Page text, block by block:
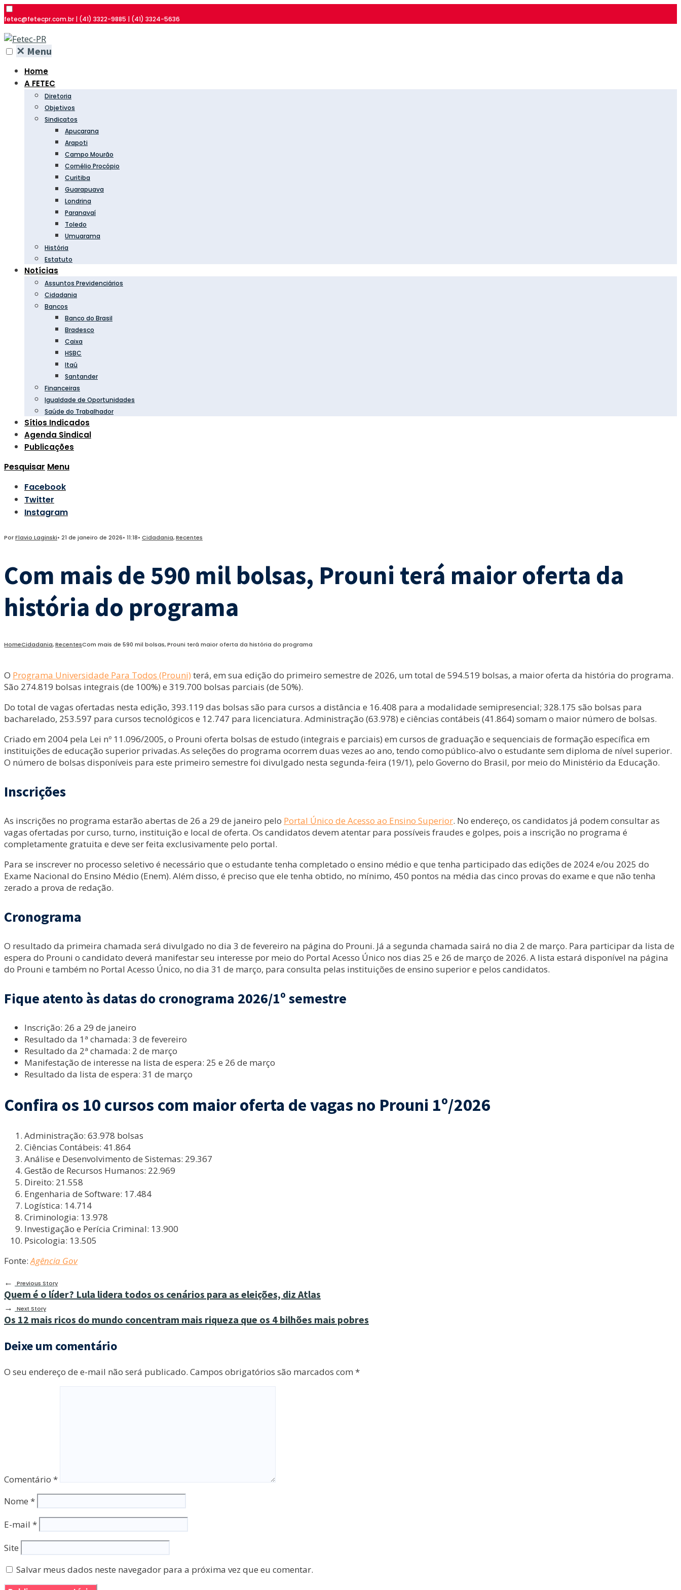
fetec@fetecpr.com.br | (41) 3322-9885 | (41) 3324-5636
✕ Menu
Home
A FETEC
Diretoria
Objetivos
Sindicatos
Apucarana
Arapoti
Campo Mourão
Cornélio Procópio
Curitiba
Guarapuava
Londrina
Paranavaí
Toledo
Umuarama
História
Estatuto
Notícias
Assuntos Previdenciários
Cidadania
Bancos
Banco do Brasil
Bradesco
Caixa
HSBC
Itaú
Santander
Financeiras
Igualdade de Oportunidades
Saúde do Trabalhador
Sítios Indicados
Agenda Sindical
Publicações
Pesquisar Menu
Facebook
Twitter
Instagram
PorFlavio Laginski• 21 de janeiro de 2026• 11:18• Cidadania,Recentes
Com mais de 590 mil bolsas, Prouni terá maior oferta da
história do programa
HomeCidadania,RecentesCom mais de 590 mil bolsas, Prouni terá maior oferta da história do programa
O Programa Universidade Para Todos (Prouni) terá, em sua edição do primeiro semestre de 2026, um total de 594.519 bolsas, a maior oferta da história do programa.
São 274.819 bolsas integrais (de 100%) e 319.700 bolsas parciais (de 50%).
Do total de vagas ofertadas nesta edição, 393.119 das bolsas são para cursos a distância e 16.408 para a modalidade semipresencial; 328.175 são bolsas para
bacharelado, 253.597 para cursos tecnológicos e 12.747 para licenciatura. Administração (63.978) e ciências contábeis (41.864) somam o maior número de bolsas.
Criado em 2004 pela Lei nº 11.096/2005, o Prouni oferta bolsas de estudo (integrais e parciais) em cursos de graduação e sequenciais de formação específica em
instituições de educação superior privadas. As seleções do programa ocorrem duas vezes ao ano, tendo como público-alvo o estudante sem diploma de nível superior.
O número de bolsas disponíveis para este primeiro semestre foi divulgado nesta segunda-feira (19/1), pelo Governo do Brasil, por meio do Ministério da Educação.
Inscrições
As inscrições no programa estarão abertas de 26 a 29 de janeiro pelo Portal Único de Acesso ao Ensino Superior. No endereço, os candidatos já podem consultar as
vagas ofertadas por curso, turno, instituição e local de oferta. Os candidatos devem atentar para possíveis fraudes e golpes, pois a inscrição no programa é
completamente gratuita e deve ser feita exclusivamente pelo portal.
Para se inscrever no processo seletivo é necessário que o estudante tenha completado o ensino médio e que tenha participado das edições de 2024 e/ou 2025 do
Exame Nacional do Ensino Médio (Enem). Além disso, é preciso que ele tenha obtido, no mínimo, 450 pontos na média das cinco provas do exame e que não tenha
zerado a prova de redação.
Cronograma
O resultado da primeira chamada será divulgado no dia 3 de fevereiro na página do Prouni. Já a segunda chamada sairá no dia 2 de março. Para participar da lista de
espera do Prouni o candidato deverá manifestar seu interesse por meio do Portal Acesso Único nos dias 25 e 26 de março de 2026. A lista estará disponível na página
do Prouni e também no Portal Acesso Único, no dia 31 de março, para consulta pelas instituições de ensino superior e pelos candidatos.
Fique atento às datas do cronograma 2026/1º semestre
Inscrição: 26 a 29 de janeiro
Resultado da 1ª chamada: 3 de fevereiro
Resultado da 2ª chamada: 2 de março
Manifestação de interesse na lista de espera: 25 e 26 de março
Resultado da lista de espera: 31 de março
Confira os 10 cursos com maior oferta de vagas no Prouni 1º/2026
Administração: 63.978 bolsas
Ciências Contábeis: 41.864
Análise e Desenvolvimento de Sistemas: 29.367
Gestão de Recursos Humanos: 22.969
Direito: 21.558
Engenharia de Software: 17.484
Logística: 14.714
Criminologia: 13.978
Investigação e Perícia Criminal: 13.900
Psicologia: 13.505
Fonte: Agência Gov
←
Previous Story
Quem é o líder? Lula lidera todos os cenários para as eleições, diz Atlas
→ Next Story
Os 12 mais ricos do mundo concentram mais riqueza que os 4 bilhões mais pobres
Deixe um comentário
O seu endereço de e-mail não será publicado. Campos obrigatórios são marcados com *
Comentário *
Nome *
E-mail *
Site
Salvar meus dados neste navegador para a próxima vez que eu comentar.